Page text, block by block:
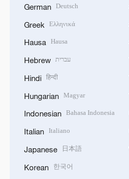
German Deutsch
Greek Ελληνικά
Hausa Hausa
Hebrew עברית
Hindi हिन्दी
Hungarian Magyar
Indonesian Bahasa Indonesia
Italian Italiano
Japanese 日本語
Korean 한국어